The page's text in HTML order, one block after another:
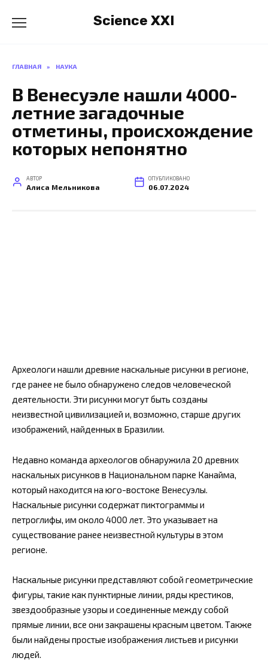
содержанию
Science XXI
ГЛАВНАЯ » НАУКА
В Венесуэле нашли 4000-
летние загадочные
отметины, происхождение
которых непонятно
АВТОР
Алиса Мельникова
ОПУБЛИКОВАНО
06.07.2024
Археологи нашли древние наскальные рисунки в регионе,
где ранее не было обнаружено следов человеческой
деятельности. Эти рисунки могут быть созданы
неизвестной цивилизацией и, возможно, старше других
изображений, найденных в Бразилии.
Недавно команда археологов обнаружила 20 древних
наскальных рисунков в Национальном парке Канайма,
который находится на юго-востоке Венесуэлы.
Наскальные рисунки содержат пиктограммы и
петроглифы, им около 4000 лет. Это указывает на
существование ранее неизвестной культуры в этом
регионе.
Наскальные рисунки представляют собой геометрические
фигуры, такие как пунктирные линии, ряды крестиков,
звездообразные узоры и соединенные между собой
прямые линии, все они закрашены красным цветом. Также
были найдены простые изображения листьев и рисунки
людей.